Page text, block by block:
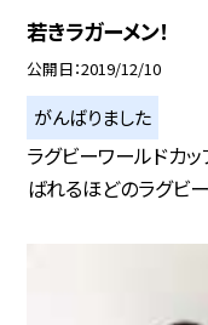
若きラガーメン！
公開日 2019/12/10
がんばりました
ラグビーワールドカ
ばれるほどのラグビ